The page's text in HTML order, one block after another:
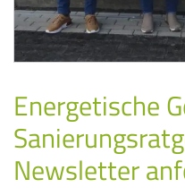
Energetische
Newsletter